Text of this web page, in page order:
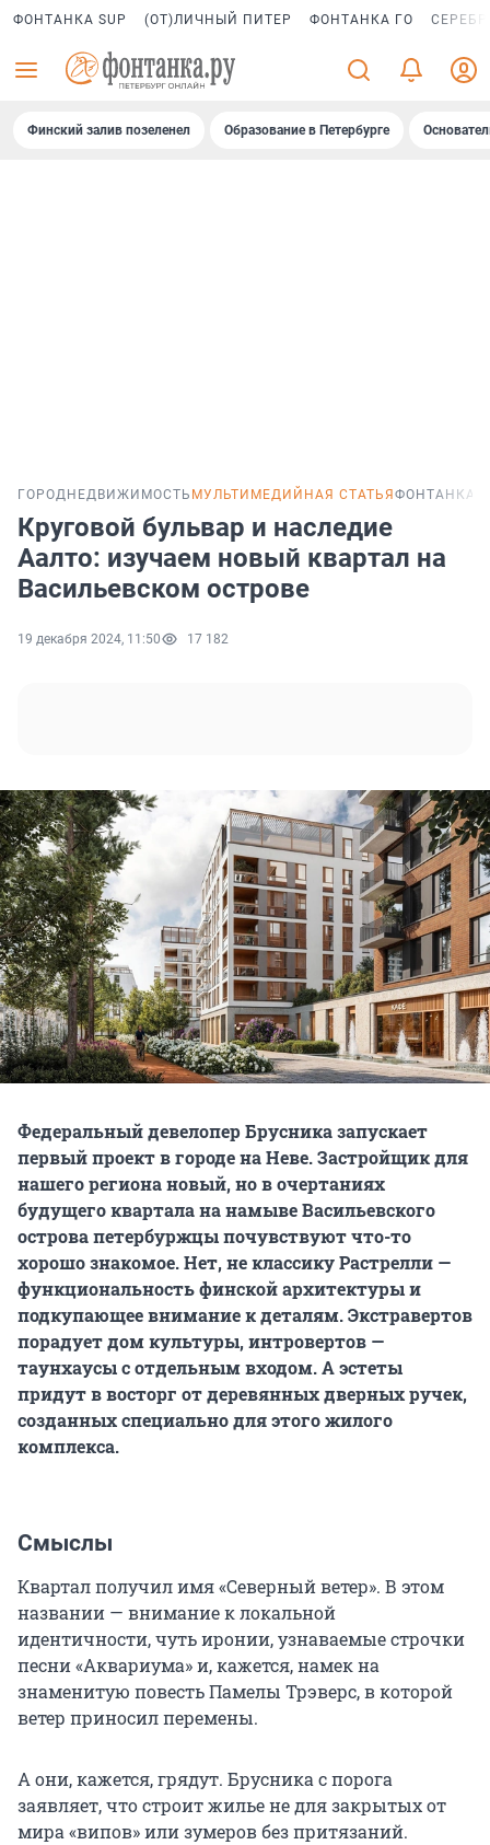
ФОНТАНКА SUP (ОТ)ЛИЧНЫЙ ПИТЕР ФОНТАНКА ГО
Финский залив позеленел Образование в Петербурге
ГОРОД НЕДВИЖИМОСТЬ МУЛЬТИМЕДИЙНАЯ СТАТЬЯ ФОНТАНКА
Круговой бульвар и наследие
Аалто: изучаем новый квартал на
Васильевском острове
19 декабря 2024, 11:50 17 182
Федеральный девелопер Брусника запускает
первый проект в городе на Неве. Застройщик для
нашего региона новый, но в очертаниях
будущего квартала на намыве Васильевского
острова петербуржцы почувствуют что-то
хорошо знакомое. Нет, не классику Растрелли —
функциональность финской архитектуры и
подкупающее внимание к деталям. Экстравертов
порадует дом культуры, интровертов —
таунхаусы с отдельным входом. А эстеты
придут в восторг от деревянных дверных ручек,
созданных специально для этого жилого
комплекса.
Смыслы
Квартал получил имя «Северный ветер». В этом
названии — внимание к локальной
идентичности, чуть иронии, узнаваемые строчки
песни «Аквариума» и, кажется, намек на
знаменитую повесть Памелы Трэверс, в которой
ветер приносил перемены.
А они, кажется, грядут. Брусника с порога
заявляет, что строит жилье не для закрытых от
мира «випов» или зумеров без притязаний.